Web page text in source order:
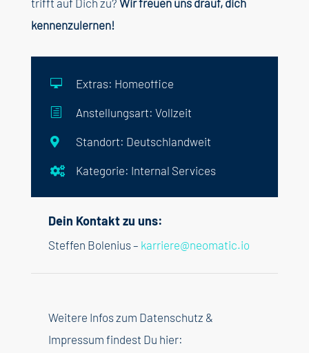
kennenzulernen!
 Extras: Homeoffice
h Anstellungsart: Vollzeit
 Standort: Deutschlandweit
 Kategorie: Internal Services
Dein Kontakt zu uns:
Steffen Bolenius – karriere@neomatic.io
Weitere Infos zum Datenschutz &
Impressum findest Du hier: